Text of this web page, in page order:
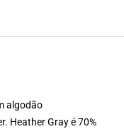
algodão
Heather Gray é 70%